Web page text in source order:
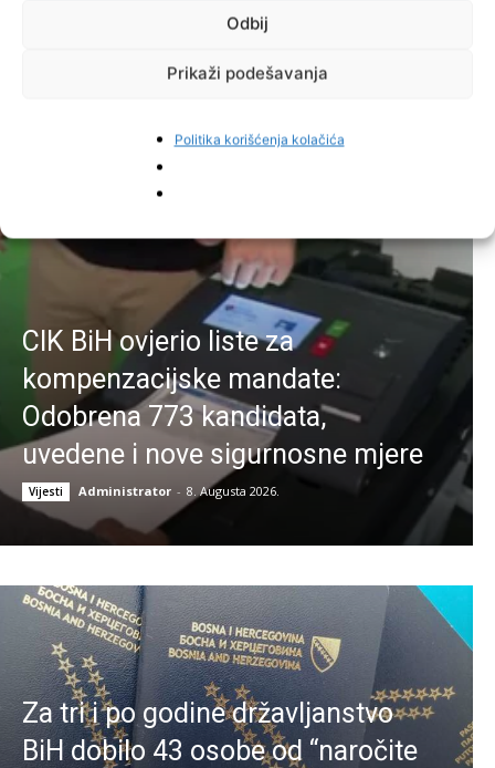
Odbij
Prikaži podešavanja
Politika korišćenja kolačića
Najnovije vijesti
CIK BiH ovjerio liste za
kompenzacijske mandate:
Odobrena 773 kandidata,
uvedene i nove sigurnosne mjere
Vijesti Administrator - 8. Augusta 2026.
Za tri i po godine državljanstvo
BiH dobilo 43 osobe od “naročite